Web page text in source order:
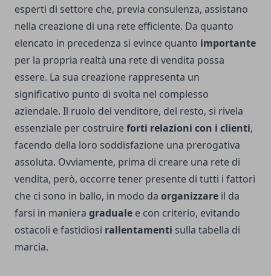
esperti di settore che, previa consulenza, assistano
nella creazione di una rete efficiente. Da quanto
elencato in precedenza si evince quanto importante
per la propria realtà una rete di vendita possa
essere. La sua creazione rappresenta un
significativo punto di svolta nel complesso
aziendale. Il ruolo del venditore, del resto, si rivela
essenziale per costruireforti relazioni con i clienti,
facendo della loro soddisfazione una prerogativa
assoluta. Ovviamente, prima di creare una rete di
vendita, però, occorre tener presente di tutti i fattori
che ci sono in ballo, in modo da organizzare il da
farsi in maniera graduale e con criterio, evitando
ostacoli e fastidiosi rallentamenti sulla tabella di
marcia.